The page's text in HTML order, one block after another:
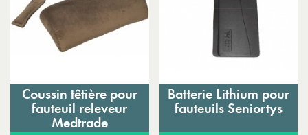
Coussin têtière pour
fauteuil releveur
Medtrade
Batterie Lithium pour
fauteuils Seniortys